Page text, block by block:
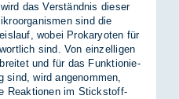
das Ver­ständ­nis die­ser
sind die
wo­bei Pro­ka­ryo­ten für
sind. Von ein­zel­li­gen
und für das Funk­tio­nie­
sind, wird an­ge­nom­men,
Re­ak­tio­nen im Stick­stoff­